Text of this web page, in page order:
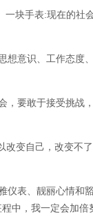
一块手表:现在的社
想意识、工作态度
要敢于接受挑战
变自己，改变不
仪表、靓丽心情和
中，我一定会加